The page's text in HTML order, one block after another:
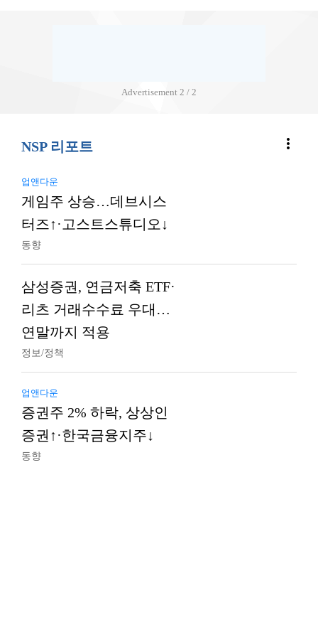
Advertisement 2 / 2
NSP 리포트 more_vert
업앤다운
게임주 상승…데브시스
터즈↑·고스트스튜디오↓
동향
삼성증권, 연금저축 ETF·
리츠 거래수수료 우대…
연말까지 적용
정보/정책
업앤다운
증권주 2% 하락, 상상인
증권↑·한국금융지주↓
동향